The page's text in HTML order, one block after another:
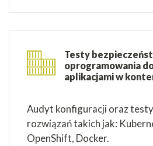
Testy
oprogramowania
aplikacjami w
Audyt konfiguracji oraz
rozwiązań takich jak:
OpenShift, Docker.